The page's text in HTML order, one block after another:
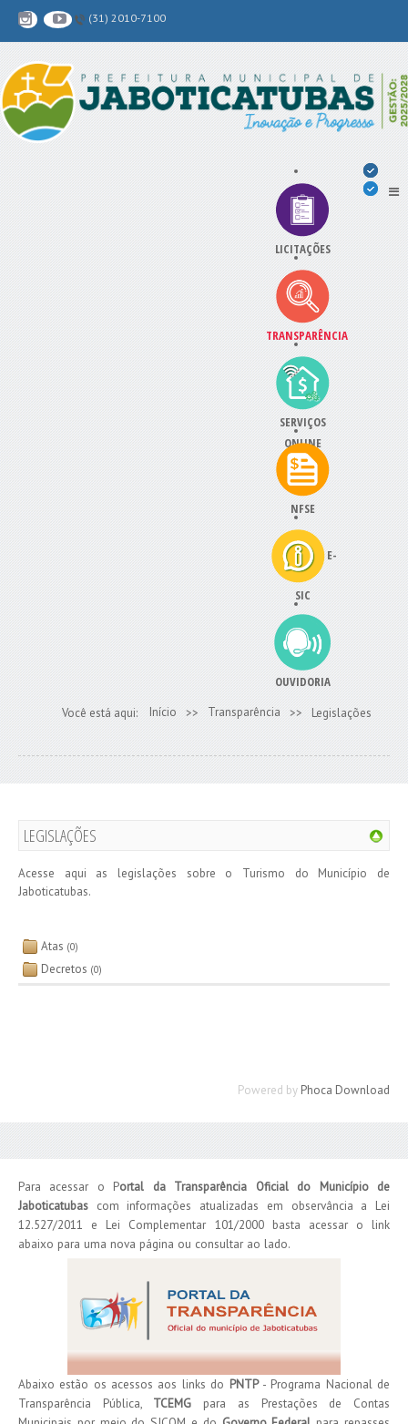
(31) 2010-7100
LICITAÇÕES
TRANSPARÊNCIA
SERVIÇOS
ONLINE
NFSE
E-
SIC
OUVIDORIA
Você está aqui: Início >> Transparência >> Legislações
LEGISLAÇÕES
Acesse aqui as legislações sobre o Turismo do Município de
Jaboticatubas.
Atas (0)
Decretos (0)
Powered by Phoca Download
Para acessar o Portal da Transparência Oficial do Município de
Jaboticatubas com informações atualizadas em observância a Lei
12.527/2011 e Lei Complementar 101/2000 basta acessar o link
abaixo para uma nova página ou consultar ao lado.
Abaixo estão os acessos aos links do PNTP- Programa Nacional de
Transparência Pública, TCEMG para as Prestações de Contas